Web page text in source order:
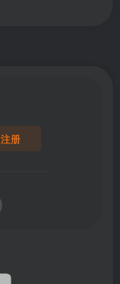
注册